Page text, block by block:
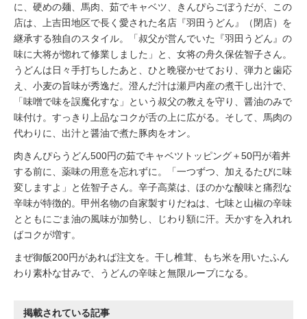
に、硬めの麺、馬肉、茹でキャベツ、きんぴらごぼうだが、この
店は、上吉田地区で長く愛された名店『羽田うどん』（閉店）を
継承する独自のスタイル。「叔父が営んでいた『羽田うどん』の
味に大将が惚れて修業しました」と、女将の舟久保佐智子さん。
うどんは日々手打ちしたあと、ひと晩寝かせており、弾力と歯応
え、小麦の旨味が秀逸だ。澄んだ汁は瀬戸内産の煮干し出汁で、
「味噌で味を誤魔化すな」という叔父の教えを守り、醤油のみで
味付け。すっきり上品なコクが舌の上に広がる。そして、馬肉の
代わりに、出汁と醤油で煮た豚肉をオン。
肉きんぴらうどん500円の茹でキャベツトッピング＋50円が着丼
する前に、薬味の用意を忘れずに。「一つずつ、加えるたびに味
変しますよ」と佐智子さん。辛子高菜は、ほのかな酸味と痛烈な
辛味が特徴的。甲州名物の自家製すりだねは、七味と山椒の辛味
とともにごま油の風味が加勢し、じわり額に汗。天かすを入れれ
ばコクが増す。
まぜ御飯200円があれば注文を。干し椎茸、もち米を用いたふん
わり素朴な甘みで、うどんの辛味と無限ループになる。
掲載されている記事